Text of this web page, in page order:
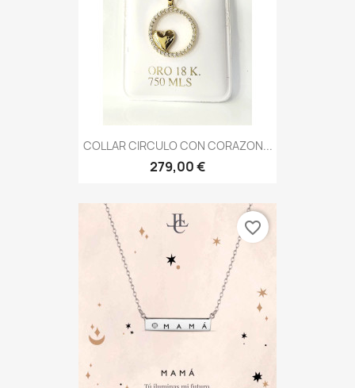
COLLAR CIRCULO CON CORAZON...
279,00 €
favorite_border